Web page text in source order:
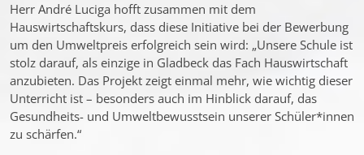
Herr André Luciga hofft zusammen mit dem
Hauswirtschaftskurs, dass diese Initiative bei der Bewerbung
um den Umweltpreis erfolgreich sein wird: „Unsere Schule ist
stolz darauf, als einzige in Gladbeck das Fach Hauswirtschaft
anzubieten. Das Projekt zeigt einmal mehr, wie wichtig dieser
Unterricht ist – besonders auch im Hinblick darauf, das
Gesundheits- und Umweltbewusstsein unserer Schüler*innen
zu schärfen.“